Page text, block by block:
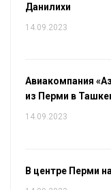
Данилихи
14.09.2023
Авиакомпания
из Перми в
14.09.2023
В центре Перми